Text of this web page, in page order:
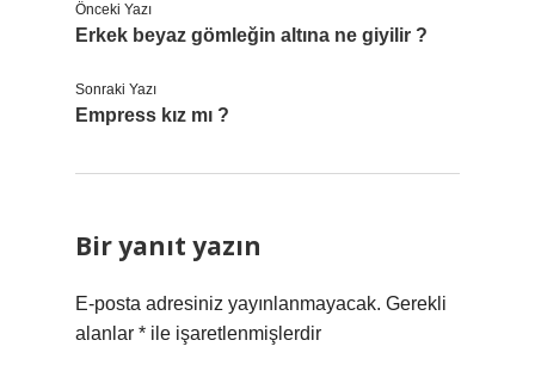
Önceki Yazı
Erkek beyaz gömleğin altına ne giyilir ?
Sonraki Yazı
Empress kız mı ?
Bir yanıt yazın
E-posta adresiniz yayınlanmayacak. Gerekli
alanlar * ile işaretlenmişlerdir